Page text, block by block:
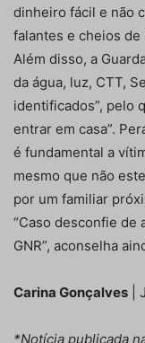
dinheiro fácil e não
falantes e cheios de
Além disso, a
da água, luz, CTT,
identificados”, pelo
entrar em casa”.
é fundamental a
mesmo que não
por um familiar
“Caso desconfie de
GNR”, aconselha
Carina Gonçalves |
*Notícia publicada